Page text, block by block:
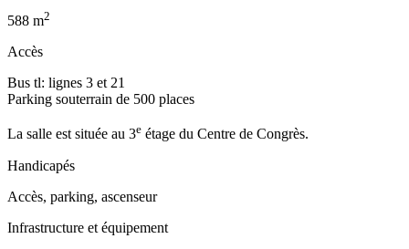
588 m2
Accès
Bus tl: lignes 3 et 21
Parking souterrain de 500 places
La salle est située au 3e étage du Centre de Congrès.
Handicapés
Accès, parking, ascenseur
Infrastructure et équipement